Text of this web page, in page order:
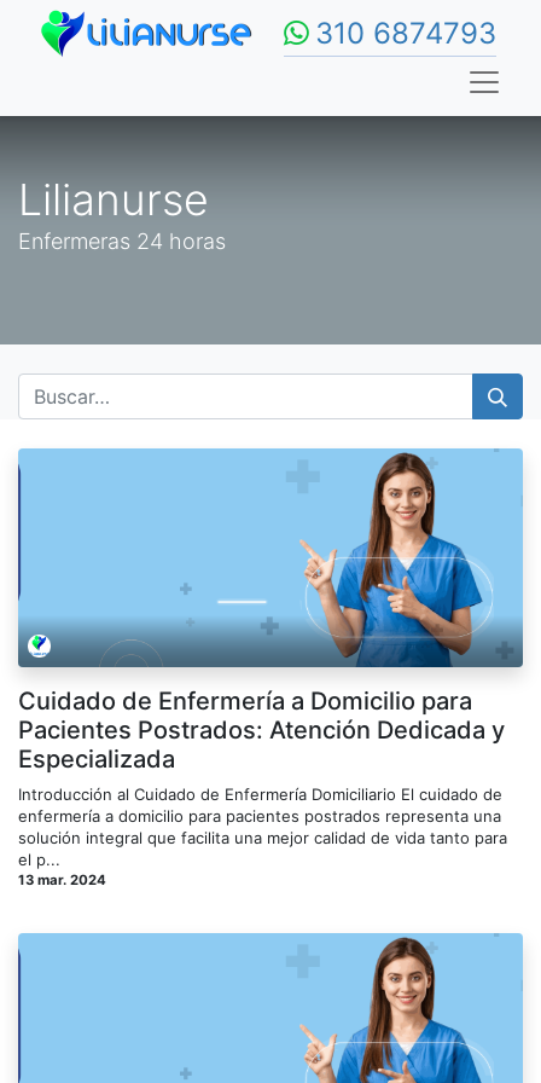
310 6874793
Lilianurse
Enfermeras 24 horas
Cuidado de Enfermería a Domicilio para
Pacientes Postrados: Atención Dedicada y
Especializada
Introducción al Cuidado de Enfermería Domiciliario El cuidado de
enfermería a domicilio para pacientes postrados representa una
solución integral que facilita una mejor calidad de vida tanto para
el p...
13 mar. 2024